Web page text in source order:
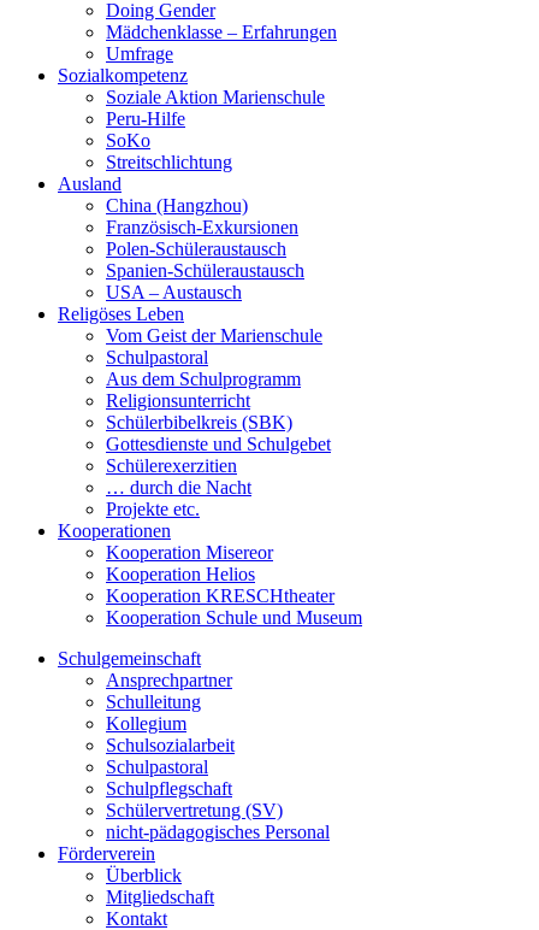
Doing Gender
Mädchenklasse – Erfahrungen
Umfrage
Sozialkompetenz
Soziale Aktion Marienschule
Peru-Hilfe
SoKo
Streitschlichtung
Ausland
China (Hangzhou)
Französisch-Exkursionen
Polen-Schüleraustausch
Spanien-Schüleraustausch
USA – Austausch
Religöses Leben
Vom Geist der Marienschule
Schulpastoral
Aus dem Schulprogramm
Religionsunterricht
Schülerbibelkreis (SBK)
Gottesdienste und Schulgebet
Schülerexerzitien
… durch die Nacht
Projekte etc.
Kooperationen
Kooperation Misereor
Kooperation Helios
Kooperation KRESCHtheater
Kooperation Schule und Museum
Schulgemeinschaft
Ansprechpartner
Schulleitung
Kollegium
Schulsozialarbeit
Schulpastoral
Schulpflegschaft
Schülervertretung (SV)
nicht-pädagogisches Personal
Förderverein
Überblick
Mitgliedschaft
Kontakt